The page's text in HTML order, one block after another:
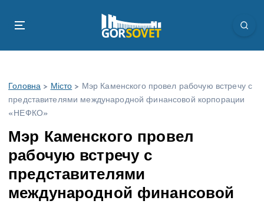
Головна > Місто > Мэр Каменского провел рабочую встречу с
представителями международной финансовой корпорации
«НЕФКО»
Мэр Каменского провел
рабочую встречу с
представителями
международной финансовой